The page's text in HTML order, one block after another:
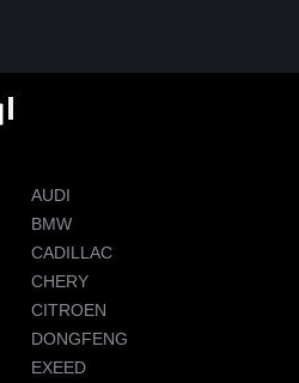
AUDI
BMW
CADILLAC
CHERY
CITROEN
DONGFENG
EXEED